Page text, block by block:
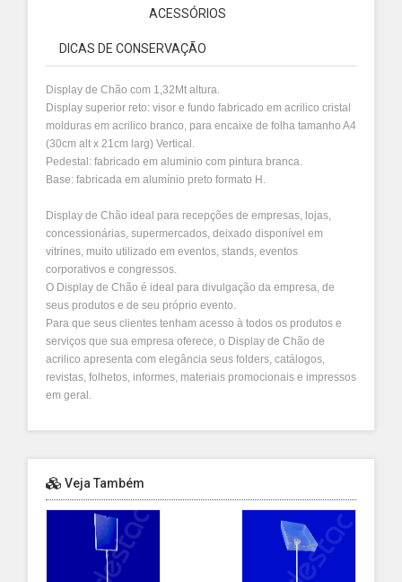
ACESSÓRIOS
DICAS DE CONSERVAÇÃO
Display de Chão com 1,32Mt altura.
Display superior reto: visor e fundo fabricado em acrilico cristal
molduras em acrilico branco, para encaixe de folha tamanho A4
(30cm alt x 21cm larg) Vertical.
Pedestal: fabricado em aluminio com pintura branca.
Base: fabricada em alumínio preto formato H.
Display de Chão ideal para recepções de empresas, lojas,
concessionárias, supermercados, deixado disponível em
vitrines, muito utilizado em eventos, stands, eventos
corporativos e congressos.
O Display de Chão é ideal para divulgação da empresa, de
seus produtos e de seu próprio evento.
Para que seus clientes tenham acesso à todos os produtos e
serviços que sua empresa oferece, o Display de Chão de
acrilico apresenta com elegância seus folders, catálogos,
revistas, folhetos, informes, materiais promocionais e impressos
em geral.
Veja Também